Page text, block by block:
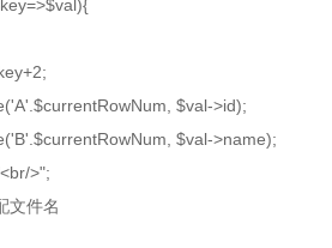
$val->id);
$val->name);
>";
件名